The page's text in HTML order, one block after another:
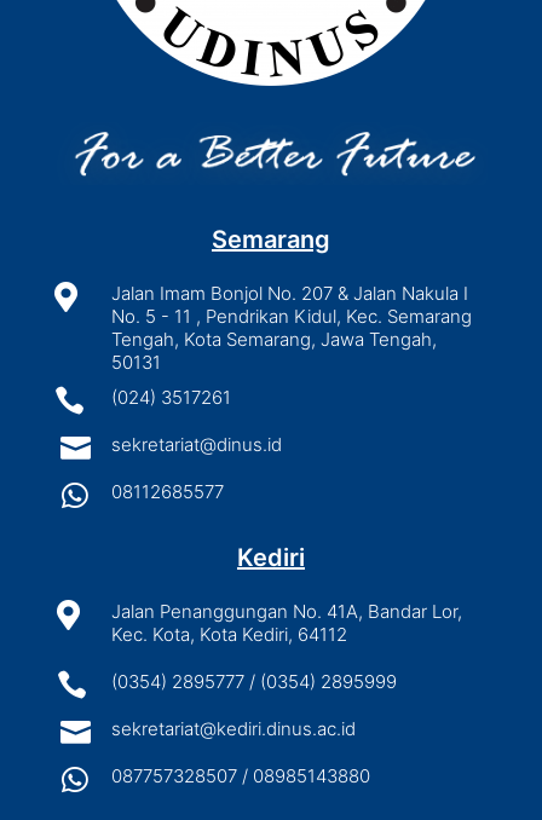
Semarang

Jalan Imam Bonjol No. 207 & Jalan Nakula I
No. 5 - 11 , Pendrikan Kidul, Kec. Semarang
Tengah, Kota Semarang, Jawa Tengah,
50131
 (024) 3517261
 sekretariat@dinus.id
 08112685577
Kediri

Jalan Penanggungan No. 41A, Bandar Lor,
Kec. Kota, Kota Kediri, 64112
 (0354) 2895777 / (0354) 2895999
 sekretariat@kediri.dinus.ac.id
 087757328507 / 08985143880